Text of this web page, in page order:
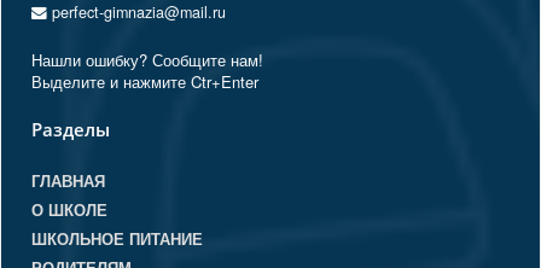
perfect-gimnazia@mail.ru
Нашли ошибку? Сообщите нам!
Выделите и нажмите Ctr+Enter
Разделы
ГЛАВНАЯ
О ШКОЛЕ
ШКОЛЬНОЕ ПИТАНИЕ